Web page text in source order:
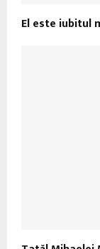
El este iubitul